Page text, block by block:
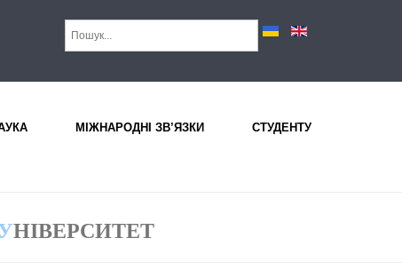
МІЖНАРОДНІ ЗВ’ЯЗКИ СТУДЕНТУ
НІВЕРСИТЕТ